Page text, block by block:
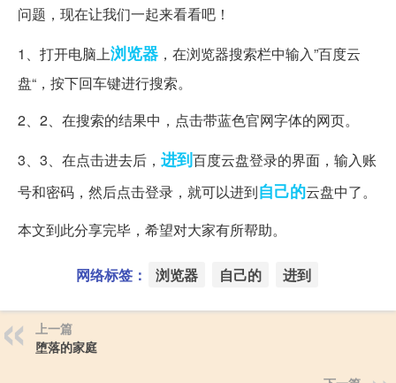
问题，现在让我们一起来看看吧！
1、打开电脑上浏览器 ，在浏览器搜索栏中输入”百度云
盘“，按下回车键进行搜索。
2、2、在搜索的结果中，点击带蓝色官网字体的网页。
3、3、在点击进去后， 进到百度云盘登录的界面，输入账
号和密码，然后点击登录，就可以进到自己的云盘中了。
本文到此分享完毕，希望对大家有所帮助。
网络标签： 浏览器 自己的 进到
上一篇
堕落的家庭